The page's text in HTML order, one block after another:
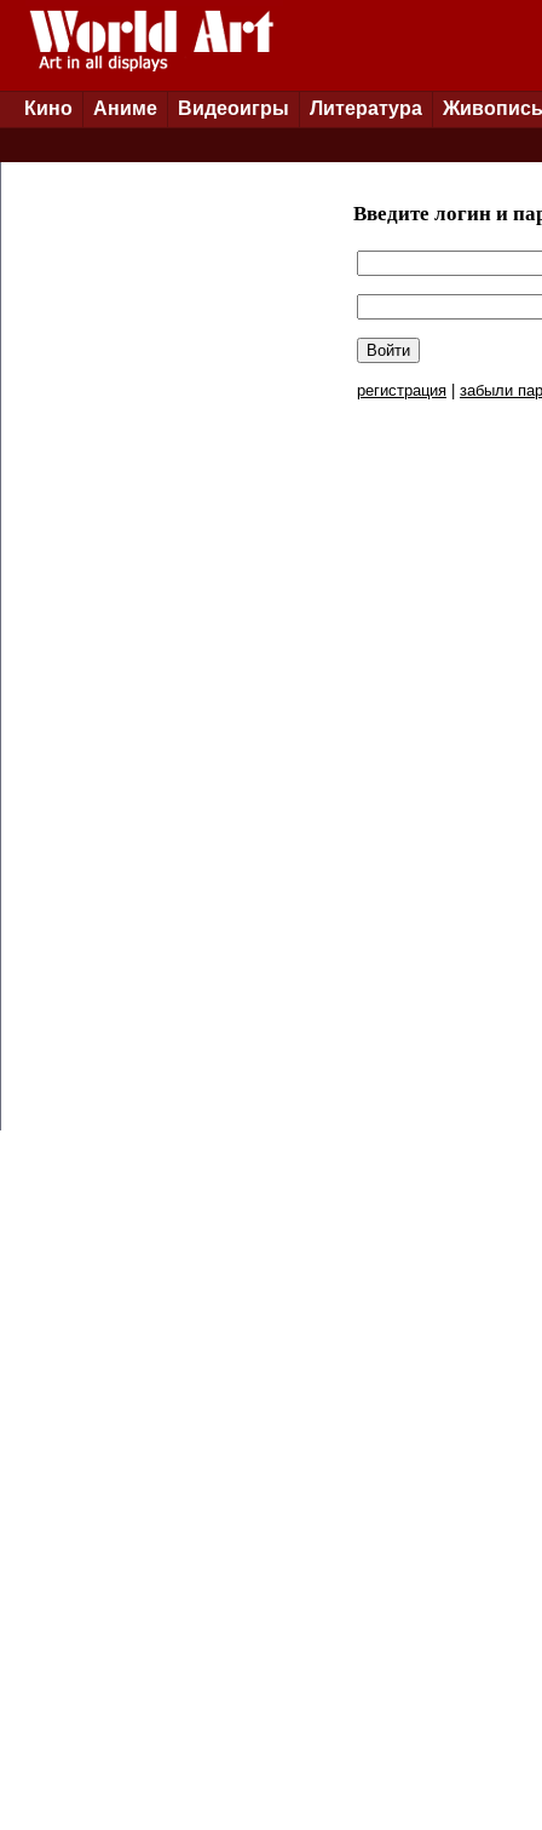
Кино Аниме Видеоигры Литература Живопись
Введите логин и
регистрация забыли